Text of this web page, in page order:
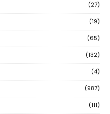
(27)
(19)
(65)
(132)
(4)
(987)
(111)